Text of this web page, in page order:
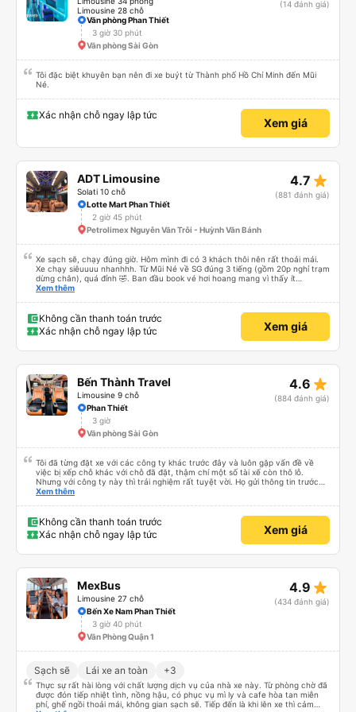
Limousine 28 chỗ
(14 đánh giá)
Văn phòng Phan Thiết
3 giờ 30 phút
Văn phòng Sài Gòn
Tôi đặc biệt khuyên bạn nên đi xe buýt từ Thành phố Hồ Chí Minh đến Mũi
Né.
Xác nhận chỗ ngay lập tức
Xem giá
ADT Limousine
Solati 10 chỗ
4.7 star_rate
(881 đánh giá)
Lotte Mart Phan Thiết
2 giờ 45 phút
Petrolimex Nguyễn Văn Trỗi - Huỳnh Văn Bánh
Xe sạch sẽ, chạy đúng giờ. Hôm mình đi có 3 khách thôi nên rất thoải mái.
Xe chạy siêuuuu nhanhhh. Từ Mũi Né về SG đúng 3 tiếng (gồm 20p nghỉ trạm
dừng chân), quá đỉnh 🤣. Ban đầu book vé hơi hoang mang vì thấy ít
feedback, cũng ko thấy nhà xe gọi xác nhận. Bên đây tx chỉ gọi trước 30p
toán thành công nha.
Xem thêm
Không cần thanh toán trước
Xác nhận chỗ ngay lập tức
Xem giá
Bến Thành Travel
Limousine 9 chỗ
4.6 star_rate
(884 đánh giá)
Phan Thiết
3 giờ
Văn phòng Sài Gòn
Tôi đã từng đặt xe với các công ty khác trước đây và luôn gặp vấn đề về
việc bị xếp chỗ khác với chỗ đã đặt, thậm chí một số tài xế còn thô lỗ.
Nhưng với công ty này thì trải nghiệm rất tuyệt vời. Họ gửi thông tin trước
nên tôi biết khi nào tài xế sẽ đến, đón tôi tại địa chỉ và xếp tôi ngồi đúng chỗ
này. Tôi thường xuyên sử dụng dịch vụ xe limousine để đi lại giữa Thành phố
Hồ Chí Minh và Vũng Tàu. Trải nghiệm tuyệt vời, 👍🏽
Xem thêm
Không cần thanh toán trước
Xác nhận chỗ ngay lập tức
Xem giá
MexBus
Limousine 27 chỗ
4.9 star_rate
(434 đánh giá)
Bến Xe Nam Phan Thiết
3 giờ 40 phút
Văn Phòng Quận 1
Sạch sẽ Lái xe an toàn +3
Thực sự rất hài lòng với chất lượng dịch vụ của nhà xe này. Từ phòng chờ đã
được đón tiếp nhiệt tình, nồng hậu, có phục vụ mì ly và cafe hòa tan miễn
phí, ghế ngồi thoải mái, không gian sạch sẽ. Tiếp đến là khi lên xe thì cảm